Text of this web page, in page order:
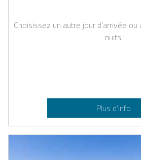
Choisissez un autre jour d’arrivée
nuits.
Plus d’info